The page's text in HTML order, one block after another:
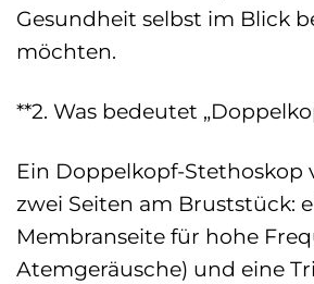
Gesundheit selbst im Blick
möchten.
**2. Was bedeutet
Ein Doppelkopf-Stethoskop
zwei Seiten am Bruststück:
Membranseite für hohe
Atemgeräusche) und eine